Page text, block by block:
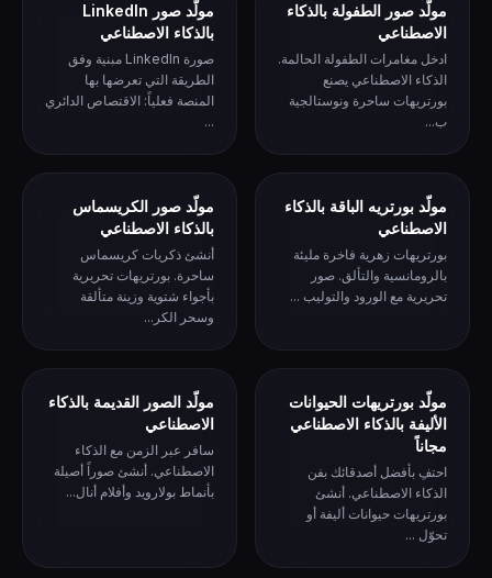
مولّد صور الطفولة بالذكاء
الاصطناعي
ادخل مغامرات الطفولة الحالمة.
الذكاء الاصطناعي يصنع
بورتريهات ساحرة ونوستالجية
ب...
مولّد صور LinkedIn
بالذكاء الاصطناعي
صورة LinkedIn مبنية وفق
الطريقة التي تعرضها بها
المنصة فعلياً: الاقتصاص الدائري
...
مولّد بورتريه الباقة بالذكاء
الاصطناعي
بورتريهات زهرية فاخرة مليئة
بالرومانسية والتألق. صور
تحريرية مع الورود والتوليب ...
مولّد صور الكريسماس
بالذكاء الاصطناعي
أنشئ ذكريات كريسماس
ساحرة. بورتريهات تحريرية
بأجواء شتوية وزينة متألقة
وسحر الكر...
مولّد بورتريهات الحيوانات
الأليفة بالذكاء الاصطناعي
مجاناً
احتفِ بأفضل أصدقائك بفن
الذكاء الاصطناعي. أنشئ
بورتريهات حيوانات أليفة أو
تحوّل ...
مولّد الصور القديمة بالذكاء
الاصطناعي
سافر عبر الزمن مع الذكاء
الاصطناعي. أنشئ صوراً أصيلة
بأنماط بولارويد وأفلام أنال...